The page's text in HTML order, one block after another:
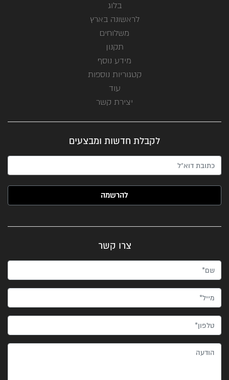
בלוג
לראשונה בארץ
משלוחים
תקנון
מידע נוסף
קטגוריות נוספות
עוד
יצירת קשר
לקבלת חדשות ומבצעים
האימייל שלך (חובה)
צרו קשר